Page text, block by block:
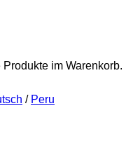
im Warenkorb.
/ Peru